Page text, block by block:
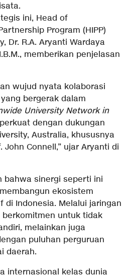
ini, Head of
Program (HIPP)
Dr. R.A. Aryanti Wardaya
memberikan penjelasan
wujud nyata kolaborasi
bergerak dalam
University Network in
dengan dukungan
Australia, khususnya
John Connell,” ujar Aryanti di
bahwa sinergi seperti ini
ekosistem
di Indonesia. Melalui jaringan
berkomitmen untuk tidak
melainkan juga
puluhan perguruan
daerah.
internasional kelas dunia